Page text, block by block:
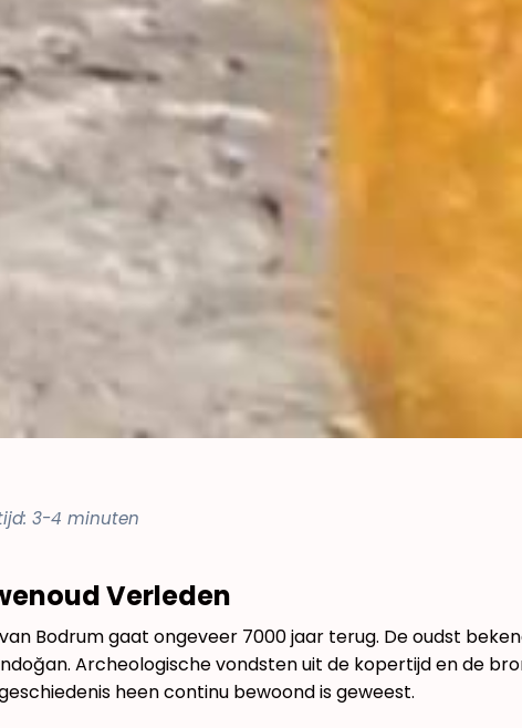
3-4 minuten
Verleden
Bodrum gaat ongeveer 7000 jaar terug. De oudst
Archeologische vondsten uit de kopertijd en de
heen continu bewoond is geweest.